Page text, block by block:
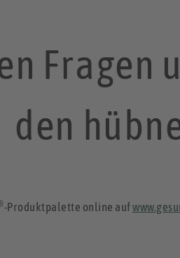
Fragen
den
-Produktpalette online auf